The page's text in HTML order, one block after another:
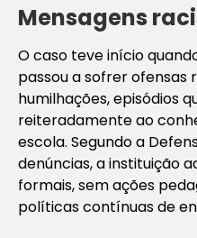
Mensagens
O caso teve início
passou a sofrer ofensas
humilhações, episódios
reiteradamente ao
escola. Segundo a
denúncias, a instituição
formais, sem ações
políticas contínuas de